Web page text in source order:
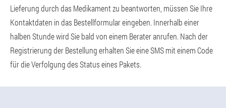
Lieferung durch das Medikament zu beantworten, müssen Sie Ihre
Kontaktdaten in das Bestellformular eingeben. Innerhalb einer
halben Stunde wird Sie bald von einem Berater anrufen. Nach der
Registrierung der Bestellung erhalten Sie eine SMS mit einem Code
für die Verfolgung des Status eines Pakets.